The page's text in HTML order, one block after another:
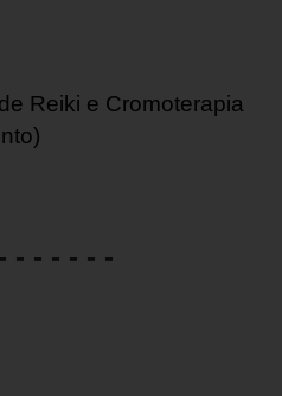
Reiki e Cromoterapia
- - - - - -